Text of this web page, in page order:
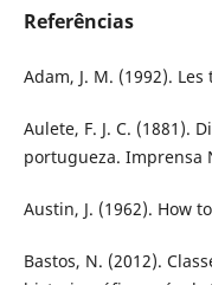
Referências
Adam, J. M. (1992).
Aulete, F. J. C. (1881).
portugueza. Imprensa
Austin, J. (1962). How
Bastos, N. (2012).